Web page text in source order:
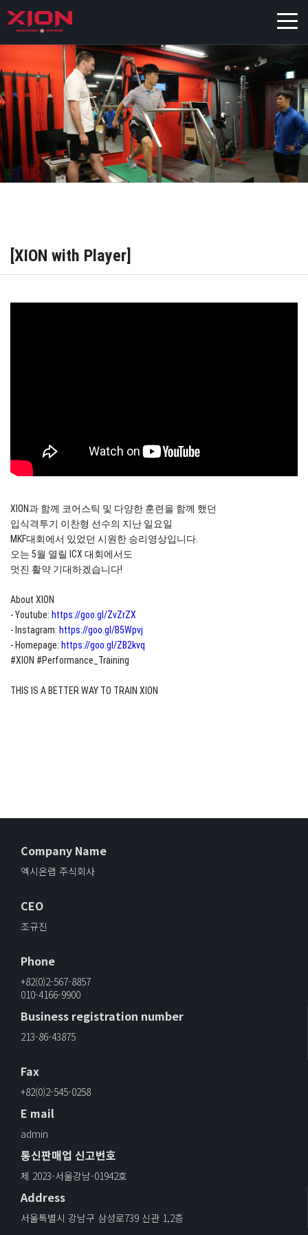
[XION with Player]
XION과 함께 코어스틱 및 다양한 훈련을 함께 했던
입식격투기 이찬형 선수의 지난 일요일
MKF대회에서 있었던 시원한 승리영상입니다.
오는 5월 열릴 ICX 대회에서도
멋진 활약 기대하겠습니다!
About XION
- Youtube: https://goo.gl/ZvZrZX
- Instagram: https://goo.gl/B5Wpvj
- Homepage: https://goo.gl/ZB2kvq
#XION #Performance_Training
THIS IS A BETTER WAY TO TRAIN XION
Company Name
엑시온랩 주식회사
CEO
조규진
Phone
+82(0)2-567-8857
010-4166-9900
Business registration number
213-86-43875
Fax
+82(0)2-545-0258
E mail
admin
통신판매업 신고번호
제 2023-서울강남-01942호
Address
서울특별시 강남구 삼성로739 신관 1,2층